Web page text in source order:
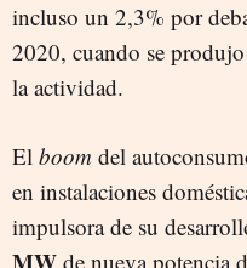
incluso un 2,3% por
2020, cuando se
la actividad.
El boom del
en instalaciones
impulsora de su
MW de nueva potencia